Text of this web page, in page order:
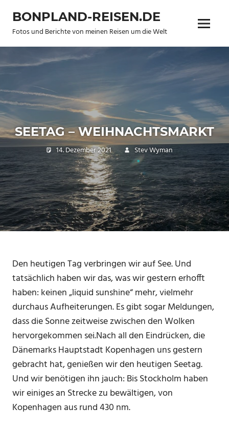
Inhalt
springen
BONPLAND-REISEN.DE
Fotos und Berichte von meinen Reisen um die Welt Menü
SEETAG – WEIHNACHTSMARKT
14. Dezember 2021 Stev Wyman Travel
Den heutigen Tag verbringen wir auf See. Und
tatsächlich haben wir das, was wir gestern erhofft
haben: keinen „liquid sunshine“ mehr, vielmehr
durchaus Aufheiterungen. Es gibt sogar Meldungen,
dass die Sonne zeitweise zwischen den Wolken
hervorgekommen sei.Nach all den Eindrücken, die
Dänemarks Hauptstadt Kopenhagen uns gestern
gebracht hat, genießen wir den heutigen Seetag.
Und wir benötigen ihn jauch: Bis Stockholm haben
wir einiges an Strecke zu bewältigen, von
Kopenhagen aus rund 430 nm.